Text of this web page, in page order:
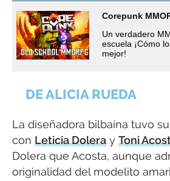
Corepunk
Un verdadero
escuela ¡Cómo
mejor!
DE ALICIA RUEDA
La diseñadora bilbaína tuvo
con Leticia Dolera y Toni
Dolera que Acosta, aunque
originalidad del modelito